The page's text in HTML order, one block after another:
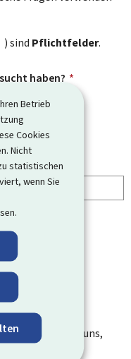
Betrieb
Cookies
Nicht
statistischen
wenn Sie
) sind Pflichtfelder.
haben? *
und helfen Sie uns,
keine